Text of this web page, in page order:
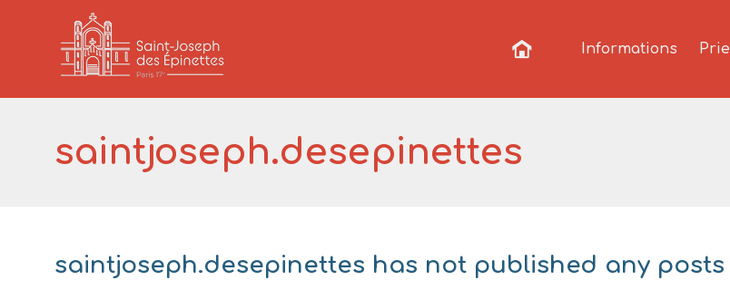
Informations
saintjoseph.desepinettes
saintjoseph.desepinettes has not published any posts